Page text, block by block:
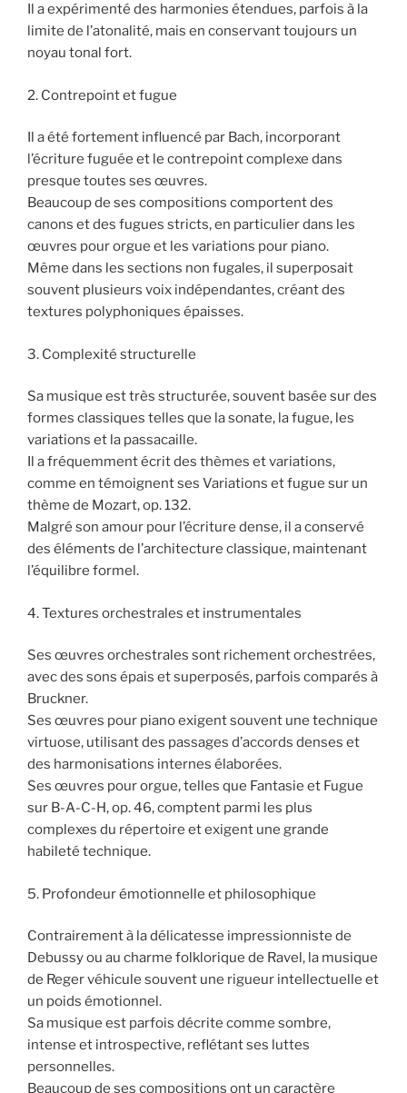
Il a expérimenté des harmonies étendues, parfois à la
limite de l’atonalité, mais en conservant toujours un
noyau tonal fort.
2. Contrepoint et fugue
Il a été fortement influencé par Bach, incorporant
l’écriture fuguée et le contrepoint complexe dans
presque toutes ses œuvres.
Beaucoup de ses compositions comportent des
canons et des fugues stricts, en particulier dans les
œuvres pour orgue et les variations pour piano.
Même dans les sections non fugales, il superposait
souvent plusieurs voix indépendantes, créant des
textures polyphoniques épaisses.
3. Complexité structurelle
Sa musique est très structurée, souvent basée sur des
formes classiques telles que la sonate, la fugue, les
variations et la passacaille.
Il a fréquemment écrit des thèmes et variations,
comme en témoignent ses Variations et fugue sur un
thème de Mozart, op. 132.
Malgré son amour pour l’écriture dense, il a conservé
des éléments de l’architecture classique, maintenant
l’équilibre formel.
4. Textures orchestrales et instrumentales
Ses œuvres orchestrales sont richement orchestrées,
avec des sons épais et superposés, parfois comparés à
Bruckner.
Ses œuvres pour piano exigent souvent une technique
virtuose, utilisant des passages d’accords denses et
des harmonisations internes élaborées.
Ses œuvres pour orgue, telles que Fantasie et Fugue
sur B-A-C-H, op. 46, comptent parmi les plus
complexes du répertoire et exigent une grande
habileté technique.
5. Profondeur émotionnelle et philosophique
Contrairement à la délicatesse impressionniste de
Debussy ou au charme folklorique de Ravel, la musique
de Reger véhicule souvent une rigueur intellectuelle et
un poids émotionnel.
Sa musique est parfois décrite comme sombre,
intense et introspective, reflétant ses luttes
personnelles.
Beaucoup de ses compositions ont un caractère